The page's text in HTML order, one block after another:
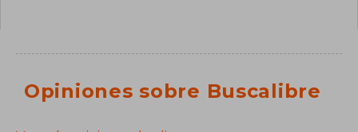
Opiniones sobre Buscalibre